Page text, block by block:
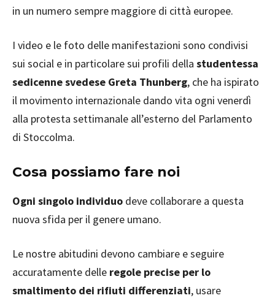
in un numero sempre maggiore di città europee.
I video e le foto delle manifestazioni sono condivisi
sui social e in particolare sui profili della studentessa
sedicenne svedese Greta Thunberg, che ha ispirato
il movimento internazionale dando vita ogni venerdì
alla protesta settimanale all’esterno del Parlamento
di Stoccolma.
Cosa possiamo fare noi
Ogni singolo individuo deve collaborare a questa
nuova sfida per il genere umano.
Le nostre abitudini devono cambiare e seguire
accuratamente delle regole precise per lo
smaltimento dei rifiuti differenziati, usare